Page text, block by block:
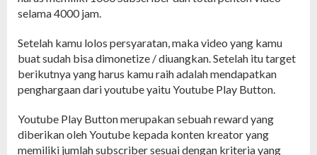
selama 4000 jam.
Setelah kamu lolos persyaratan, maka video yang kamu
buat sudah bisa dimonetize / diuangkan. Setelah itu target
berikutnya yang harus kamu raih adalah mendapatkan
penghargaan dari youtube yaitu Youtube Play Button.
Youtube Play Button merupakan sebuah reward yang
diberikan oleh Youtube kepada konten kreator yang
memiliki jumlah subscriber sesuai dengan kriteria yang